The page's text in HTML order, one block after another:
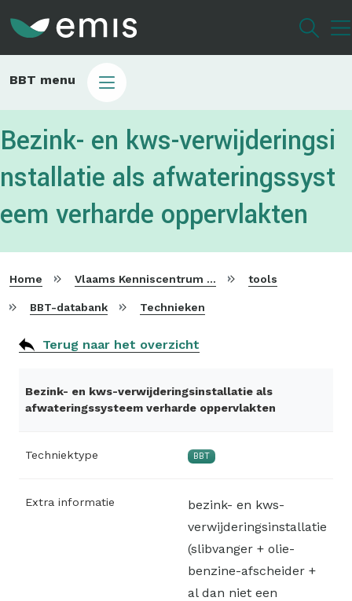
gaan
Main
BBT menu
Bezink- en kws-verwijderingsi
nstallatie als afwateringssyst
eem verharde oppervlakten
Home Vlaams Kenniscentrum voor Beste Beschikbare Technieken tools
BBT-databank Technieken
Terug naar het overzicht
Bezink- en kws-verwijderingsinstallatie als
afwateringssysteem verharde oppervlakten
Techniektype BBT
Extra informatie
bezink- en kws-
verwijderingsinstallatie
(slibvanger + olie-
benzine-afscheider +
al dan niet een